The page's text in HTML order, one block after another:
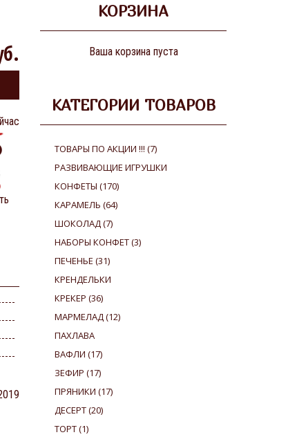
КОРЗИНА
Ваша корзина пуста
КАТЕГОРИИ ТОВАРОВ
ТОВАРЫ ПО АКЦИИ !!! (7)
РАЗВИВАЮЩИЕ ИГРУШКИ
КОНФЕТЫ (170)
КАРАМЕЛЬ (64)
ШОКОЛАД(7)
НАБОРЫ КОНФЕТ(3)
ПЕЧЕНЬЕ (31)
КРЕНДЕЛЬКИ
КРЕКЕР (36)
МАРМЕЛАД(12)
ПАХЛАВА
ВАФЛИ (17)
ЗЕФИР (17)
ПРЯНИКИ (17)
ДЕСЕРТ(20)
ТОРТ(1)